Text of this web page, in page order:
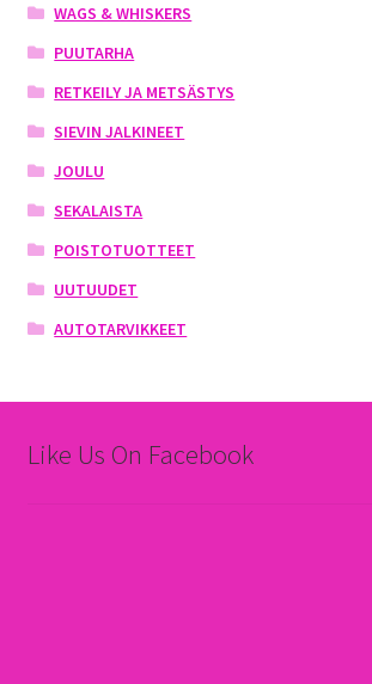
WAGS & WHISKERS
PUUTARHA
RETKEILY JA METSÄSTYS
SIEVIN JALKINEET
JOULU
SEKALAISTA
POISTOTUOTTEET
UUTUUDET
AUTOTARVIKKEET
Like Us On Facebook